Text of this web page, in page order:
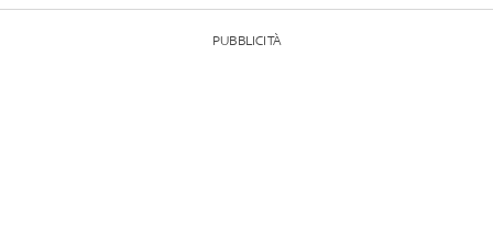
PUBBLICITÀ